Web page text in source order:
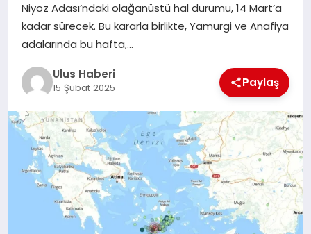
SPOR
Niyoz Adası’ndaki olağanüstü hal durumu, 14 Mart’a
kadar sürecek. Bu kararla birlikte, Yamurgi ve Anafiya
adalarında bu hafta,…
Ulus Haberi
15 Şubat 2025 Paylaş